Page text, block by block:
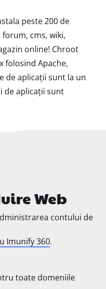
peste 200 de
cms, wiki,
online! Chroot
folosind Apache,
de aplicații sunt la un
de aplicații sunt
Web
contului de
Imunify 360.
toate domeniile